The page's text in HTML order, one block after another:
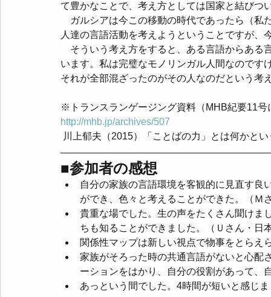
て豊かなことで、考え方としては国家と結びつ
ガルシアは今この移動の時代であったら（私
人達の言語活動を考えようということですが
そういう考え方をすると、ある言語からある
います。私は完璧なモノリンガル人間なのです
それが全部混ざったのがその人なのだという考
※トランスランゲージング資料（MHB紀要11号
http://mhb.jp/archives/507
川上郁夫（2015）「ことばの力」とは何かと
■参加者の感想
自分の家族の言語環境を客観的に見直す良
ができ、色々と考えることができた。（Ｍ
貴重な場でした。生の声をたくさん聞けま
ちも知ることができました。（Ｕさん・日
関係性マップは新しい視点で物事をとらえ
家族がそろった時の共通言語がないと心配
ーションをはかり、自分の役割があって、
あっという間でした。4時間が短いと感じ